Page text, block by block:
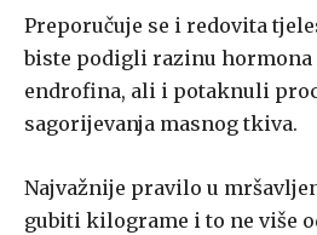
Preporučuje se i redovita
biste podigli razinu hormona
endrofina, ali i potaknuli
sagorijevanja masnog tkiva.
Najvažnije pravilo u
gubiti kilograme i to ne više